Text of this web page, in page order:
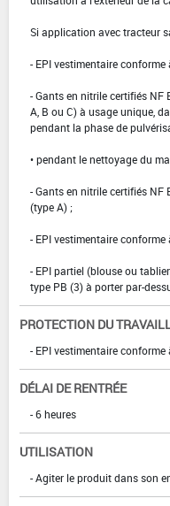
Si application avec tracteur
- EPI vestimentaire
- Gants en nitrile certifiés NF
A, B ou C) à usage unique,
pendant la phase de
• pendant le nettoyage du
- Gants en nitrile certifiés NF
(type A) ;
- EPI vestimentaire
- EPI partiel (blouse ou
type PB (3) à porter par-
PROTECTION DU
- EPI vestimentaire conforme
DÉLAI DE RENTRÉE
- 6 heures
UTILISATION
- Agiter le produit dans son